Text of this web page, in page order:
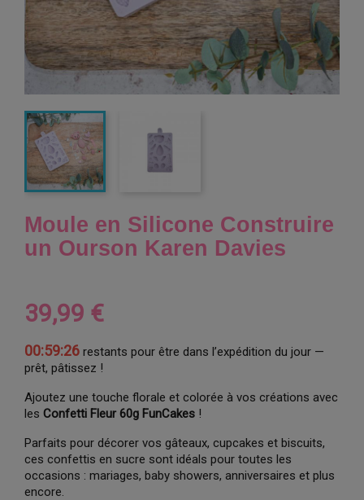
Moule en Silicone Construire
un Ourson Karen Davies
39,99 €
00:59:25 restants pour être dans l’expédition du jour —
prêt, pâtissez !
Ajoutez une touche florale et colorée à vos créations avec
les Confetti Fleur 60g FunCakes !
Parfaits pour décorer vos gâteaux, cupcakes et biscuits,
ces confettis en sucre sont idéals pour toutes les
occasions : mariages, baby showers, anniversaires et plus
encore.